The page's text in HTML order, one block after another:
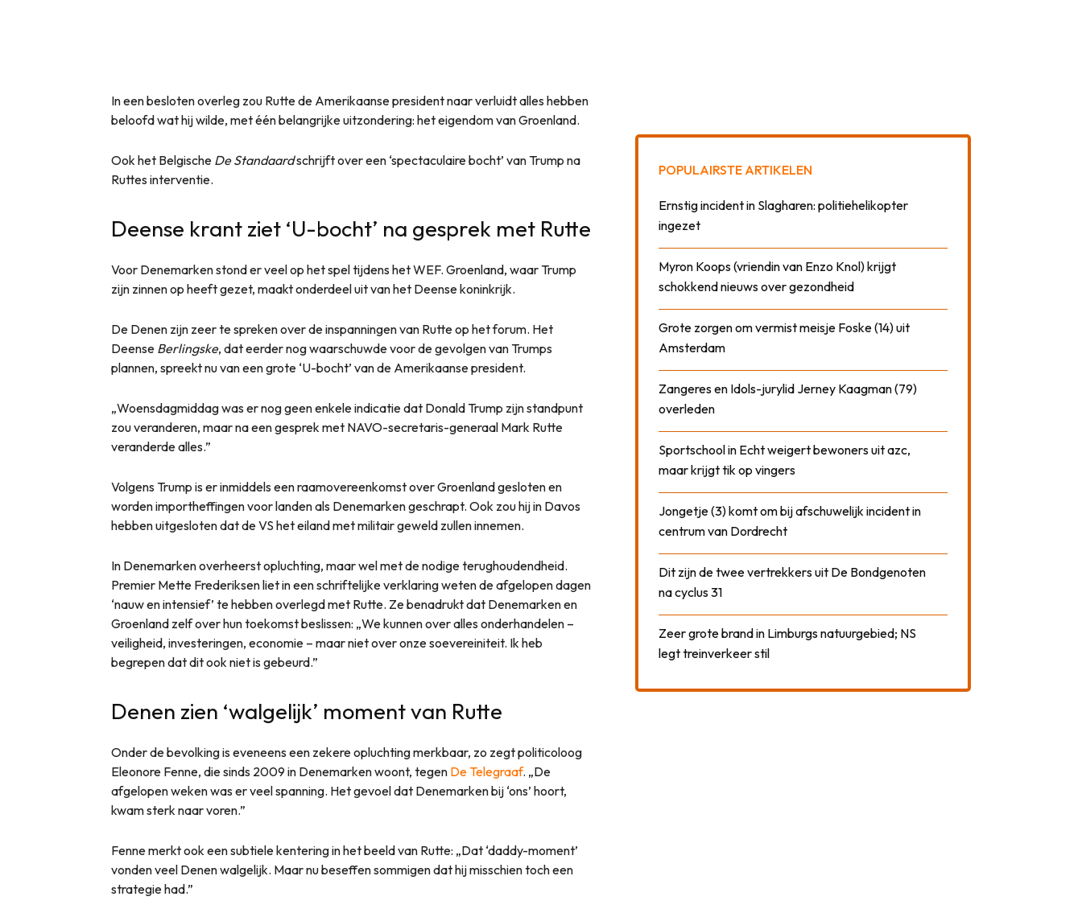
In een besloten overleg zou Rutte de Amerikaanse president naar verluidt alles hebben
beloofd wat hij wilde, met één belangrijke uitzondering: het eigendom van Groenland.
Ook het Belgische De Standaardschrijft over een ‘spectaculaire bocht’ van Trump na
Ruttes interventie.
Deense krant ziet ‘U-bocht’ na gesprek met Rutte
Voor Denemarken stond er veel op het spel tijdens het WEF. Groenland, waar Trump
zijn zinnen op heeft gezet, maakt onderdeel uit van het Deense koninkrijk.
De Denen zijn zeer te spreken over de inspanningen van Rutte op het forum. Het
Deense Berlingske, dat eerder nog waarschuwde voor de gevolgen van Trumps
plannen, spreekt nu van een grote ‘U-bocht’ van de Amerikaanse president.
„Woensdagmiddag was er nog geen enkele indicatie dat Donald Trump zijn standpunt
zou veranderen, maar na een gesprek met NAVO-secretaris-generaal Mark Rutte
veranderde alles.”
Volgens Trump is er inmiddels een raamovereenkomst over Groenland gesloten en
worden importheffingen voor landen als Denemarken geschrapt. Ook zou hij in Davos
hebben uitgesloten dat de VS het eiland met militair geweld zullen innemen.
In Denemarken overheerst opluchting, maar wel met de nodige terughoudendheid.
Premier Mette Frederiksen liet in een schriftelijke verklaring weten de afgelopen dagen
‘nauw en intensief’ te hebben overlegd met Rutte. Ze benadrukt dat Denemarken en
Groenland zelf over hun toekomst beslissen: „We kunnen over alles onderhandelen –
veiligheid, investeringen, economie – maar niet over onze soevereiniteit. Ik heb
begrepen dat dit ook niet is gebeurd.”
Denen zien ‘walgelijk’ moment van Rutte
Onder de bevolking is eveneens een zekere opluchting merkbaar, zo zegt politicoloog
Eleonore Fenne, die sinds 2009 in Denemarken woont, tegen De Telegraaf. „De
afgelopen weken was er veel spanning. Het gevoel dat Denemarken bij ‘ons’ hoort,
kwam sterk naar voren.”
Fenne merkt ook een subtiele kentering in het beeld van Rutte: „Dat ‘daddy-moment’
vonden veel Denen walgelijk. Maar nu beseffen sommigen dat hij misschien toch een
strategie had.”
POPULAIRSTE ARTIKELEN
Ernstig incident in Slagharen: politiehelikopter
ingezet
Myron Koops (vriendin van Enzo Knol) krijgt
schokkend nieuws over gezondheid
Grote zorgen om vermist meisje Foske (14) uit
Amsterdam
Zangeres en Idols-jurylid Jerney Kaagman (79)
overleden
Sportschool in Echt weigert bewoners uit azc,
maar krijgt tik op vingers
Jongetje (3) komt om bij afschuwelijk incident in
centrum van Dordrecht
Dit zijn de twee vertrekkers uit De Bondgenoten
na cyclus 31
Zeer grote brand in Limburgs natuurgebied; NS
legt treinverkeer stil